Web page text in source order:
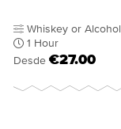
Whiskey or Alcohol
1 Hour
Desde €27.00